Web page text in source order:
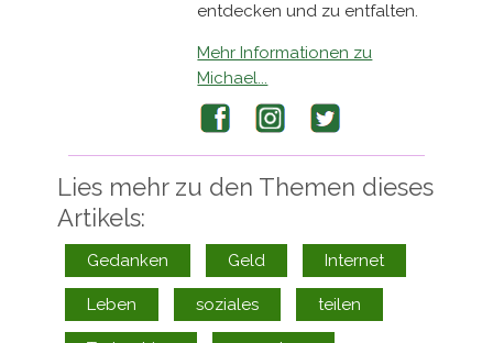
entdecken und zu entfalten.
Mehr Informationen zu
Michael...
Facebook Instagram
Lies mehr zu den Themen dieses
Artikels:
Gedanken Geld Internet
Leben soziales teilen